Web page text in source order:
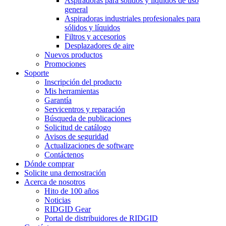
general
Aspiradoras industriales profesionales para
sólidos y líquidos
Filtros y accesorios
Desplazadores de aire
Nuevos productos
Promociones
Soporte
Inscripción del producto
Mis herramientas
Garantía
Servicentros y reparación
Búsqueda de publicaciones
Solicitud de catálogo
Avisos de seguridad
Actualizaciones de software
Contáctenos
Dónde comprar
Solicite una demostración
Acerca de nosotros
Hito de 100 años
Noticias
RIDGID Gear
Portal de distribuidores de RIDGID